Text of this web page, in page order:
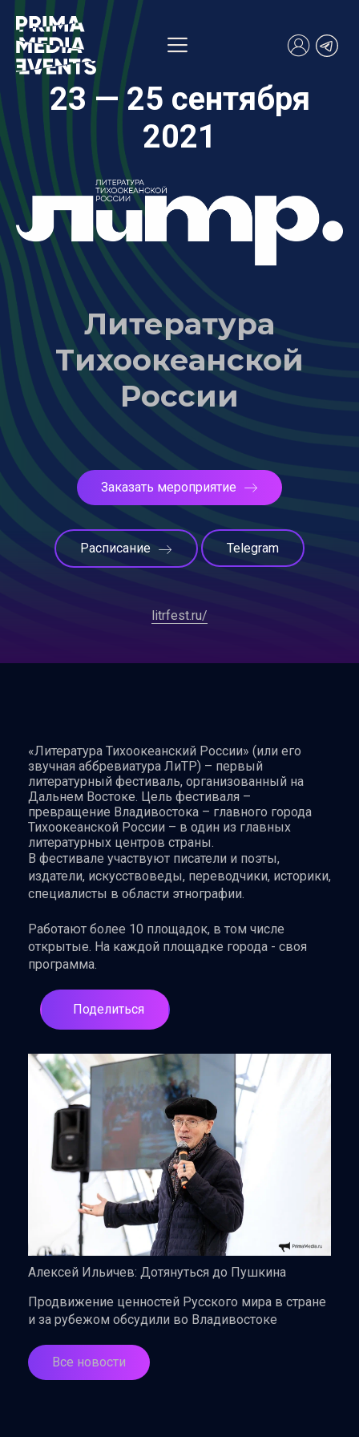
23 — 25 сентября
2021
Литература
Тихоокеанской
России
Заказать мероприятие
Расписание Telegram
litrfest.ru/
«Литература Тихоокеанский России» (или его
звучная аббревиатура ЛиТР) – первый
литературный фестиваль, организованный на
Дальнем Востоке. Цель фестиваля –
превращение Владивостока – главного города
Тихоокеанской России – в один из главных
литературных центров страны.
В фестивале участвуют писатели и поэты,
издатели, искусствоведы, переводчики, историки,
специалисты в области этнографии.
Работают более 10 площадок, в том числе
открытые. На каждой площадке города - своя
программа.
Поделиться
Алексей Ильичев: Дотянуться до Пушкина
Продвижение ценностей Русского мира в стране
и за рубежом обсудили во Владивостоке
Все новости